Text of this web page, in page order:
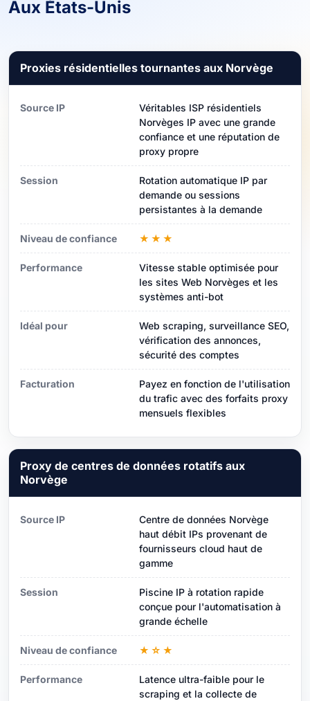
Aux États-Unis
Proxies résidentielles tournantes aux Norvège
Source IP
Véritables ISP résidentiels
Norvèges IP avec une grande
confiance et une réputation de
proxy propre
Session
Rotation automatique IP par
demande ou sessions
persistantes à la demande
Niveau de confiance ★★★
Performance
Vitesse stable optimisée pour
les sites Web Norvèges et les
systèmes anti-bot
Idéal pour
Web scraping, surveillance SEO,
vérification des annonces,
sécurité des comptes
Facturation
Payez en fonction de l'utilisation
du trafic avec des forfaits proxy
mensuels flexibles
Proxy de centres de données rotatifs aux
Norvège
Source IP
Centre de données Norvège
haut débit IPs provenant de
fournisseurs cloud haut de
gamme
Session
Piscine IP à rotation rapide
conçue pour l'automatisation à
grande échelle
Niveau de confiance ★☆★
Performance
Latence ultra-faible pour le
scraping et la collecte de